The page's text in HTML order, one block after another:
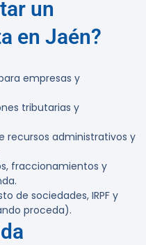
un
en Jaén?
empresas y
tributarias y
recursos administrativos y
fraccionamientos y
de sociedades, IRPF y
proceda).